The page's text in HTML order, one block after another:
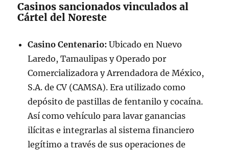
Casinos sancionados vinculados al
Cártel del Noreste
Casino Centenario: Ubicado en Nuevo
Laredo, Tamaulipas y Operado por
Comercializadora y Arrendadora de México,
S.A. de CV (CAMSA). Era utilizado como
depósito de pastillas de fentanilo y cocaína.
Así como vehículo para lavar ganancias
ilícitas e integrarlas al sistema financiero
legítimo a través de sus operaciones de